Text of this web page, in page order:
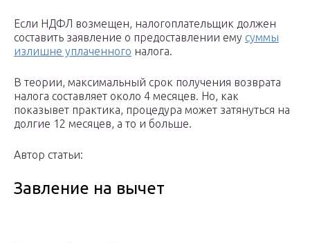
Если НДФЛ возмещен, налогоплательщик должен
составить заявление о предоставлении ему суммы
излишне уплаченного налога.
В теории, максимальный срок получения возврата
налога составляет около 4 месяцев. Но, как
показывет практика, процедура может затянуться на
долгие 12 месяцев, а то и больше.
Автор статьи:
Завление на вычет